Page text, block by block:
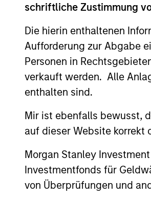
schriftliche Zustimmung
Die hierin enthaltenen
Aufforderung zur Abgabe
Personen in
verkauft werden. Alle
enthalten sind.
Mir ist ebenfalls bewusst,
auf dieser Website korrekt
Morgan Stanley
Investmentfonds für
von Überprüfungen und
ARTICLE
Monitor - Q2
landscape, exploring